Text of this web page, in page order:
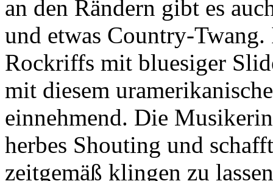
an den Rändern gibt es
und etwas Country-
Rockriffs mit bluesiger
mit diesem
einnehmend. Die
herbes Shouting und
zeitgemäß klingen zu